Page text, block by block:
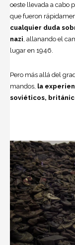
oeste llevada a cabo
que fueron
cualquier duda
nazi, allanando el
lugar en 1946.
Pero más allá del
mandos, la
soviéticos,